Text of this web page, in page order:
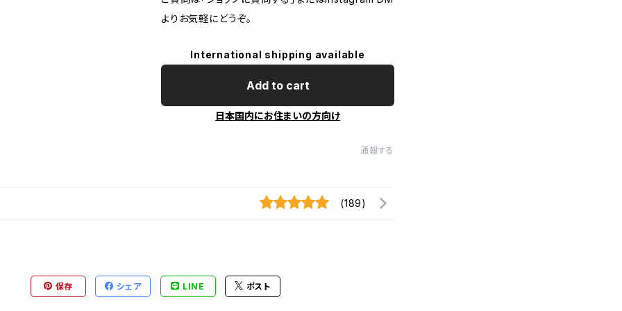
よりお気軽にどうぞ。
International shipping available
Add to cart
日本国内にお住まいの方向け
通報する
(189)
保存 シェア LINE ポスト